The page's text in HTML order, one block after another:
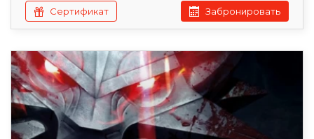
Сертификат Забронировать